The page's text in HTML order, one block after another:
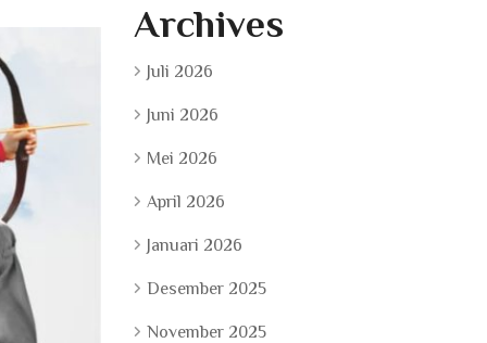
Archives
Juli 2026
Juni 2026
Mei 2026
April 2026
Januari 2026
Desember 2025
November 2025